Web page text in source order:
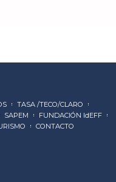
TASA /TECO/CLARO
SAPEM
FUNDACIÓN IdEFF
CONTACTO